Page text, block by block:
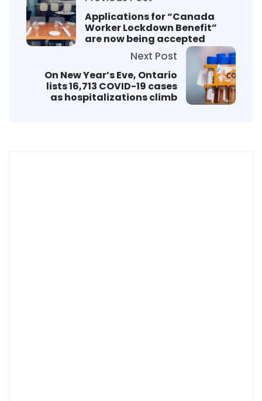
Applications for “Canada
Worker Lockdown Benefit”
are now being accepted
Next Post
On New Year’s Eve, Ontario
lists 16,713 COVID-19 cases
as hospitalizations climb